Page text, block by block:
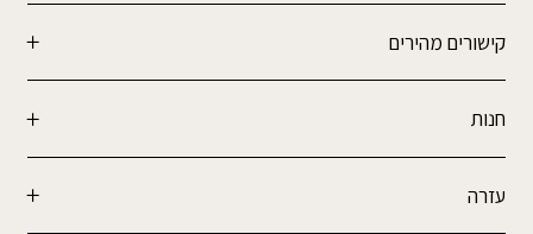
קישורים מהירים
חנות
עזרה